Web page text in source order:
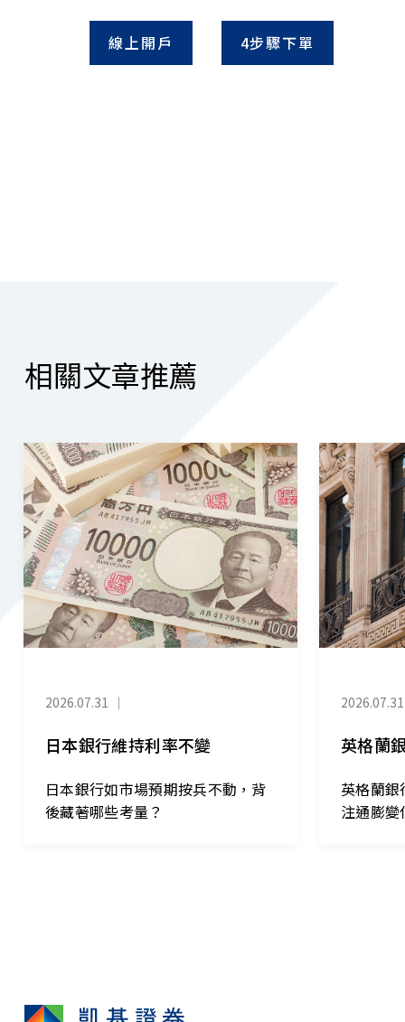
線上開戶 4步驟下單
相關文章推薦
2026.07.31 ｜
日本銀行維持利率不變
日本銀行如市場預期按兵不動，背
後藏著哪些考量？
2026.07.31
英格蘭
英格蘭
注通膨變